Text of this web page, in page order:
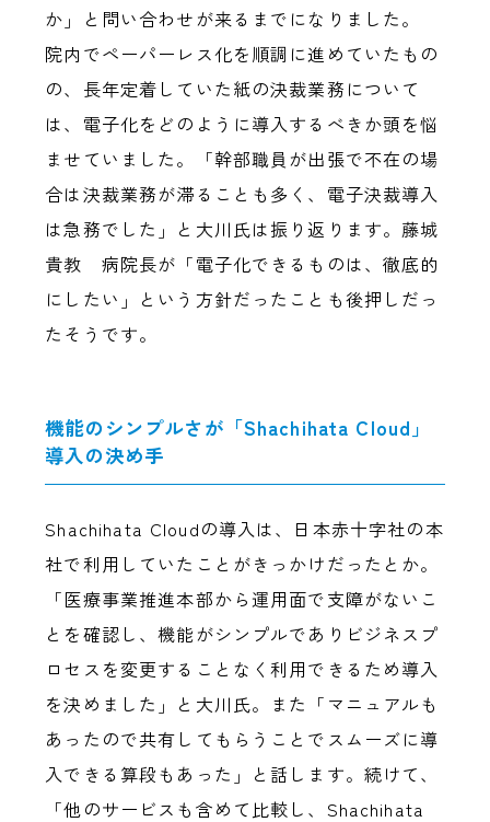
か」と問い合わせが来るまでになりました。
院内でペーパーレス化を順調に進めていたもの
の、長年定着していた紙の決裁業務について
は、電子化をどのように導入するべきか頭を悩
ませていました。「幹部職員が出張で不在の場
合は決裁業務が滞ることも多く、電子決裁導入
は急務でした」と大川氏は振り返ります。藤城
貴教 病院長が「電子化できるものは、徹底的
にしたい」という方針だったことも後押しだっ
たそうです。
機能のシンプルさが「Shachihata Cloud」
導入の決め手
Shachihata Cloudの導入は、日本赤十字社の本
社で利用していたことがきっかけだったとか。
「医療事業推進本部から運用面で支障がないこ
とを確認し、機能がシンプルでありビジネスプ
ロセスを変更することなく利用できるため導入
を決めました」と大川氏。また「マニュアルも
あったので共有してもらうことでスムーズに導
入できる算段もあった」と話します。続けて、
「他のサービスも含めて比較し、Shachihata